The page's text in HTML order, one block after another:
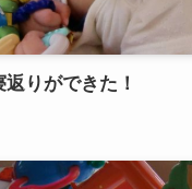
りができた！